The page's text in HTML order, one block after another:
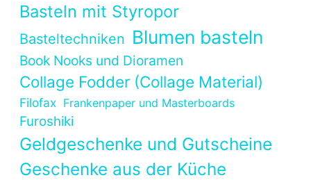
Basteln mit Styropor
Basteltechniken Blumen basteln
Book Nooks und Dioramen
Collage Fodder (Collage Material)
Filofax Frankenpaper und Masterboards
Furoshiki
Geldgeschenke und Gutscheine
Geschenke aus der Küche